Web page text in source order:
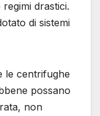
drastici.
di sistemi
le centrifughe
possano
non